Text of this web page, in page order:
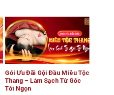
Gói Ưu Đãi Gội Đầu Miêu Tộc
Thang – Làm Sạch Từ Gốc
Tới Ngọn